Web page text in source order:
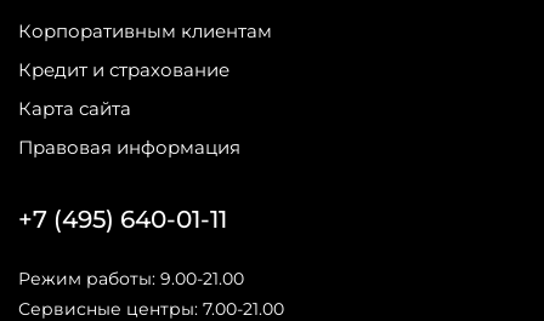
Корпоративным клиентам
Кредит и страхование
Карта сайта
Правовая информация
+7 (495) 640-01-11
Режим работы: 9.00-21.00
Сервисные центры: 7.00-21.00